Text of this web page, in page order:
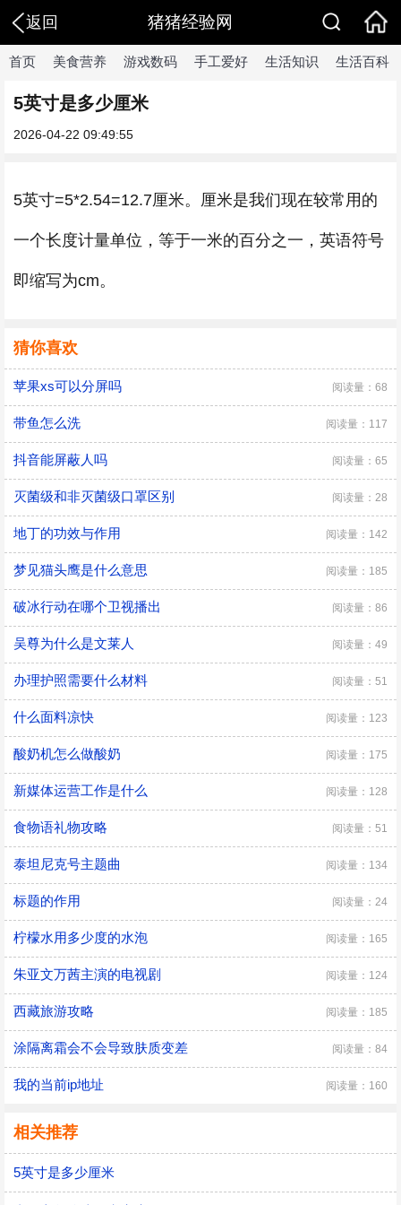
返回 猪猪经验网
首页 美食营养 游戏数码 手工爱好 生活知识 生活百科
5英寸是多少厘米
2026-04-22 09:49:55
5英寸=5*2.54=12.7厘米。厘米是我们现在较常用的
一个长度计量单位，等于一米的百分之一，英语符号
即缩写为cm。
猜你喜欢
苹果xs可以分屏吗 阅读量：68
带鱼怎么洗 阅读量：117
抖音能屏蔽人吗 阅读量：65
灭菌级和非灭菌级口罩区别 阅读量：28
地丁的功效与作用 阅读量：142
梦见猫头鹰是什么意思 阅读量：185
破冰行动在哪个卫视播出 阅读量：86
吴尊为什么是文莱人 阅读量：49
办理护照需要什么材料 阅读量：51
什么面料凉快 阅读量：123
酸奶机怎么做酸奶 阅读量：175
新媒体运营工作是什么 阅读量：128
食物语礼物攻略 阅读量：51
泰坦尼克号主题曲 阅读量：134
标题的作用 阅读量：24
柠檬水用多少度的水泡 阅读量：165
朱亚文万茜主演的电视剧 阅读量：124
西藏旅游攻略 阅读量：185
涂隔离霜会不会导致肤质变差 阅读量：84
我的当前ip地址 阅读量：160
相关推荐
5英寸是多少厘米